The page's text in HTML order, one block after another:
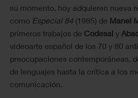
su momento, hoy adquieren nueva
como Especial 84 (1985) de Manel
primeros trabajos de Codesal y
videoarte español de los 70 y 80
preocupaciones contemporáneas,
de lenguajes hasta la crítica a los
comunicación.